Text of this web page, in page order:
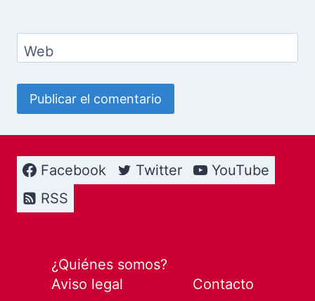
Web
Facebook Twitter
YouTube
RSS
¿Quiénes somos?
Aviso legal
Contacto